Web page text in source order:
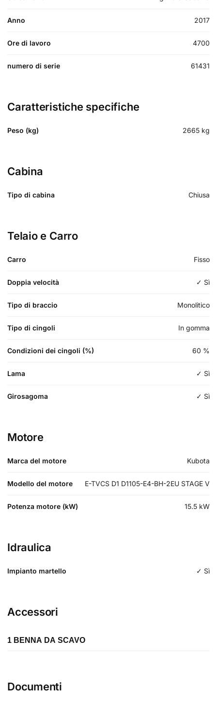
Anno 2017
Ore di lavoro 4700
numero di serie 61431
Caratteristiche specifiche
Peso (kg) 2665 kg
Cabina
Tipo di cabina Chiusa
Telaio e Carro
Carro Fisso
Doppia velocità ✓ Sì
Tipo di braccio Monolitico
Tipo di cingoli In gomma
Condizioni dei cingoli (%) 60 %
Lama ✓ Sì
Girosagoma ✓ Sì
Motore
Marca del motore Kubota
Modello del motore E-TVCS D1 D1105-E4-BH-2EU STAGE V
Potenza motore (kW) 15.5 kW
Idraulica
Impianto martello ✓ Sì
Accessori
1 BENNA DA SCAVO
Documenti